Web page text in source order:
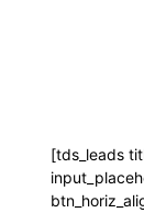
[tds_leads